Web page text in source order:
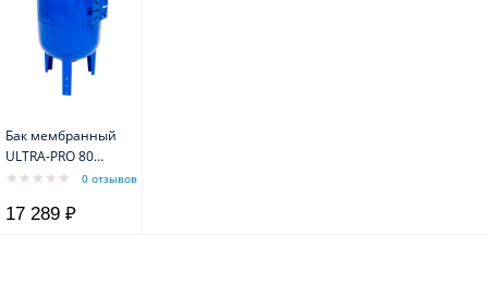
Бак мембранный
ULTRA-PRO 80
VERT BUTYL
0 отзывов
17 289 ₽